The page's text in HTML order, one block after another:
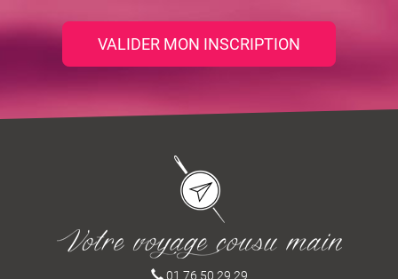
VALIDER MON INSCRIPTION
01 76 50 29 29